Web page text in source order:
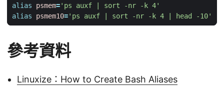
alias
psmem='ps auxf | sort -nr -k 4'
alias
psmem10='ps auxf | sort -nr -k 4 | head -10'
參考資料
Linuxize：How to Create Bash Aliases